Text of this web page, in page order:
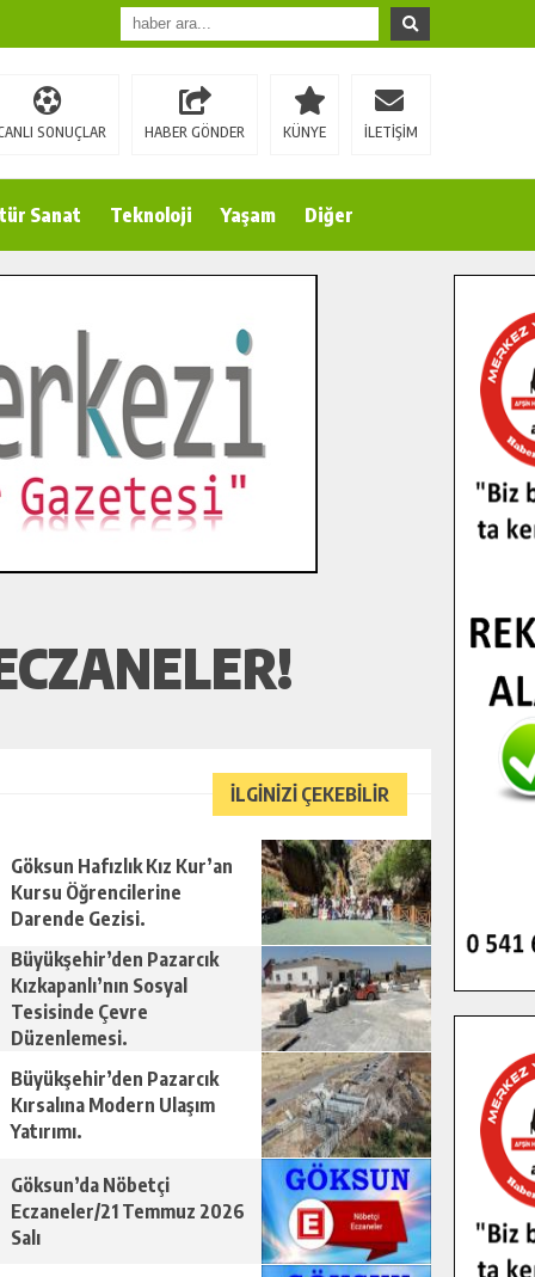
SONUÇLAR HABER GÖNDER KÜNYE İLETİŞİM
Sanat Teknoloji Yaşam Diğer
İLGİNİZİ ÇEKEBİLİR
Göksun Hafızlık Kız Kur’an
Kursu Öğrencilerine
Darende Gezisi.
Büyükşehir’den Pazarcık
Kızkapanlı’nın Sosyal
Tesisinde Çevre
Düzenlemesi.
Büyükşehir’den Pazarcık
Kırsalına Modern Ulaşım
Yatırımı.
Göksun’da Nöbetçi
Eczaneler/21 Temmuz 2026
Salı